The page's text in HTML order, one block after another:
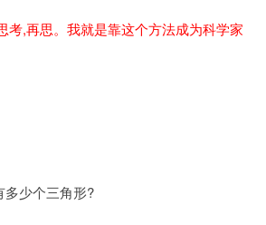
考,再思。我就是靠这个方法成为科学家
少个三角形?